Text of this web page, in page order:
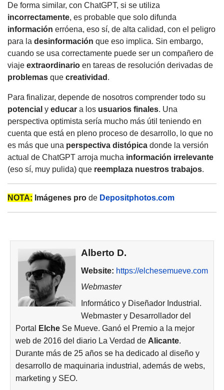
De forma similar, con ChatGPT, si se utiliza
incorrectamente, es probable que solo difunda
información erróena, eso sí, de alta calidad, con el peligro
para la desinformación que eso implica. Sin embargo,
cuando se usa correctamente puede ser un compañero de
viaje extraordinario en tareas de resolución derivadas de
problemas que creatividad .
Para finalizar, depende de nosotros comprender todo su
potencial y educar a los usuarios finales. Una
perspectiva optimista sería mucho más útil teniendo en
cuenta que está en pleno proceso de desarrollo, lo que no
es más que una perspectiva distópica donde la versión
actual de ChatGPT arroja mucha información irrelevante
(eso sí, muy pulida) que reemplaza nuestros trabajos.
NOTA: Imágenes pro de Depositphotos.com
Alberto D.
Website: https://elchesemueve.com
Webmaster
Informático y Diseñador Industrial.
Webmaster y Desarrollador del
Portal
Elche Se Mueve. Ganó el Premio a la mejor
web de 2016 del diario La Verdad de Alicante.
Durante más de 25 años se ha dedicado al diseño y
desarrollo de maquinaria industrial, además de webs,
marketing y SEO.